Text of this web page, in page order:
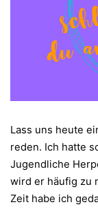
Lass uns heute
reden. Ich hatte
Jugendliche
wird er häufig zu
Zeit habe ich